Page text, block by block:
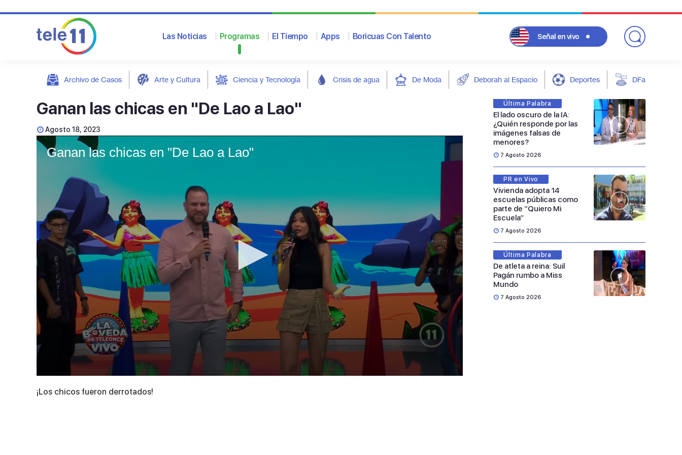
Las Noticias Programas El Tiempo Apps Boricuas Con Talento Señal en vivo
Archivo de Casos Arte y Cultura Ciencia y Tecnología Crisis de agua De Moda Deborah al Espacio Deportes DFarándula
Ganan las chicas en "De Lao a Lao"
Agosto 18, 2023
Ganan las chicas en "De Lao a Lao"
seconds
of
¡Los chicos fueron derrotados!
Última Palabra
El lado oscuro de la IA:
¿Quién responde por las
imágenes falsas de
menores?
7 Agosto 2026
PR en Vivo
Vivienda adopta 14
escuelas públicas como
parte de “Quiero Mi
Escuela”
7 Agosto 2026
Última Palabra
De atleta a reina: Suil
Pagán rumbo a Miss
Mundo
7 Agosto 2026